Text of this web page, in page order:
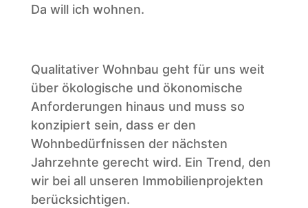
Da will ich wohnen.
Qualitativer Wohnbau geht für uns weit
über ökologische und ökonomische
Anforderungen hinaus und muss so
konzipiert sein, dass er den
Wohnbedürfnissen der nächsten
Jahrzehnte gerecht wird. Ein Trend, den
wir bei all unseren Immobilienprojekten
berücksichtigen.